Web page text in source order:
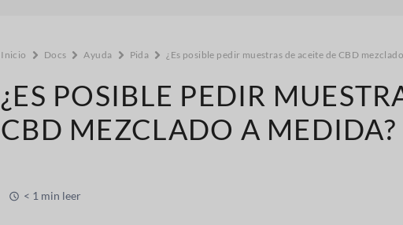
Inicio Docs Ayuda Pida ¿Es posible pedir muestras de aceite de CBD
¿ES POSIBLE PEDIR
CBD MEZCLADO A MEDIDA?
< 1 min leer